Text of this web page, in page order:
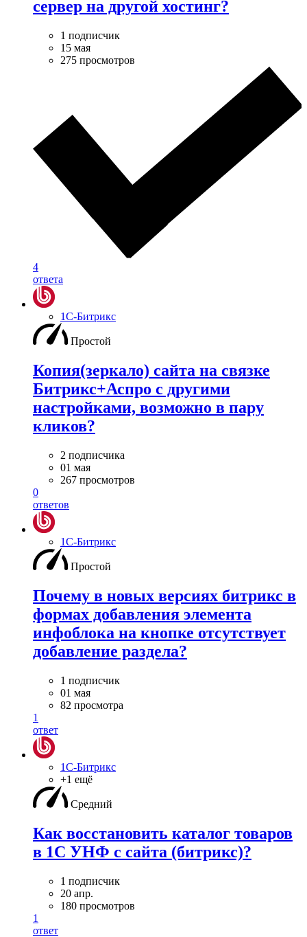
сервер на другой хостинг?
1 подписчик
15 мая
275 просмотров
4
ответа
1С-Битрикс
Простой
Копия(зеркало) сайта на связке
Битрикс+Аспро с другими
настройками, возможно в пару
кликов?
2 подписчика
01 мая
267 просмотров
0
ответов
1С-Битрикс
Простой
Почему в новых версиях битрикс в
формах добавления элемента
инфоблока на кнопке отсутствует
добавление раздела?
1 подписчик
01 мая
82 просмотра
1
ответ
1С-Битрикс
+1 ещё
Средний
Как восстановить каталог товаров
в 1С УНФ с сайта (битрикс)?
1 подписчик
20 апр.
180 просмотров
1
ответ